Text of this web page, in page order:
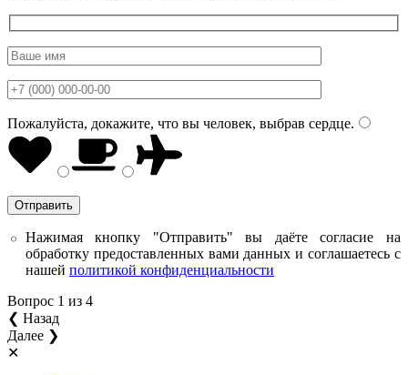
Пожалуйста, докажите, что вы человек, выбрав сердце.
Нажимая кнопку "Отправить" вы даёте согласие на
обработку предоставленных вами данных и соглашаетесь с
нашей политикой конфиденциальности
Вопрос 1 из 4
❮ Назад
Далее ❯
✕